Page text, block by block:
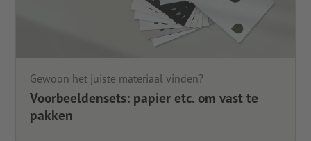
Gewoon het juiste materiaal vinden?
Voorbeeldensets: papier etc. om vast te
pakken